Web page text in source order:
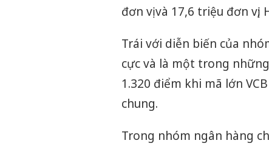
đơn vị và 17,6 triệu đơn
Trái với diễn biến của
cực và là một trong
1.320 điểm khi mã lớn
chung.
Trong nhóm ngân hàng